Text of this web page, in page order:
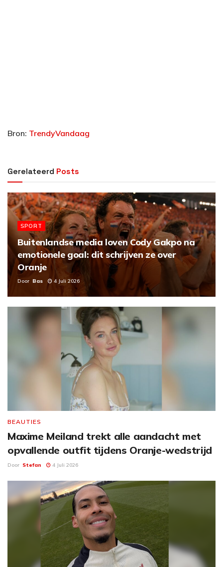
Bron: TrendyVandaag
Gerelateerd Posts
SPORT
Buitenlandse media loven Cody Gakpo na
emotionele goal: dit schrijven ze over
Oranje
Door Bas 4 Juli 2026
BEAUTIES
Maxime Meiland trekt alle aandacht met
opvallende outfit tijdens Oranje-wedstrijd
Door Stefan 4 Juli 2026